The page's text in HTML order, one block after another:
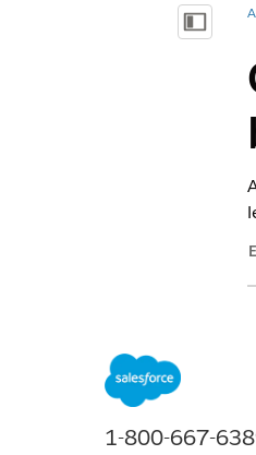
Mostrar
1-800-667-